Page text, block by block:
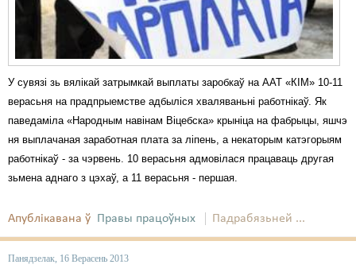
У сувязі зь вялікай затрымкай выплаты заробкаў на ААТ «КІМ» 10-11
верасьня на прадпрыемстве адбыліся хваляваньні работнікаў. Як
паведаміла «Народным навінам Віцебска» крыніца на фабрыцы, яшчэ
ня выплачаная заработная плата за ліпень, а некаторым катэгорыям
работнікаў - за чэрвень. 10 верасьня адмовілася працаваць другая
зьмена аднаго з цэхаў, а 11 верасьня - першая.
Апублікавана ў Правы працоўных Падрабязьней ...
Панядзелак, 16 Верасень 2013